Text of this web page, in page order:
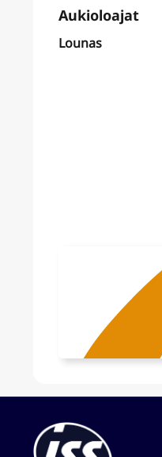
Lounas